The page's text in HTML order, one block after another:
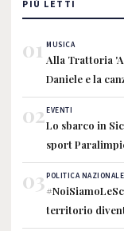
PIÙ LETTI
01 MUSICA
Alla Trattoria
Daniele e la
02EVENTI
Lo sbarco in
sport
03POLITICA NAZIONALE
territorio